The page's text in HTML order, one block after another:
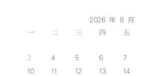
2026 年 8 月
一 二 三 四 五
3
4 5 6 7
10
11 12 13 14